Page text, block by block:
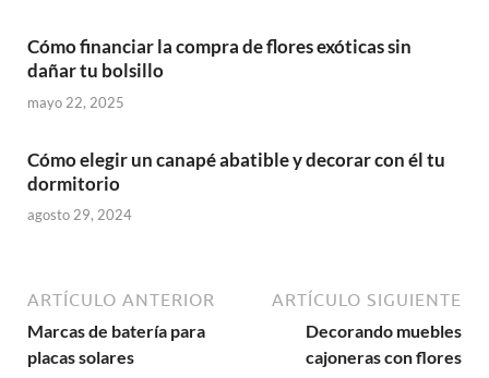
Cómo financiar la compra de flores exóticas sin
dañar tu bolsillo
mayo 22, 2025
Cómo elegir un canapé abatible y decorar con él tu
dormitorio
agosto 29, 2024
ARTÍCULO ANTERIOR
Marcas de batería para
placas solares
ARTÍCULO SIGUIENTE
Decorando muebles
cajoneras con flores